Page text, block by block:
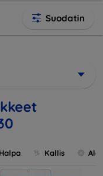
Suodatin
Halpa Kallis